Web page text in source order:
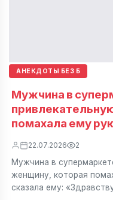
АНЕКДОТЫ БЕЗ Б
Мужчина в
помахала ему рук
22.07.2026 2
Мужчина в
женщину, которая
сказала ему: